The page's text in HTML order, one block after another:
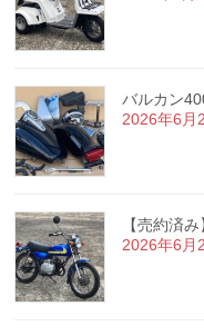
バルカン
2026年6月
【売約済
2026年6月